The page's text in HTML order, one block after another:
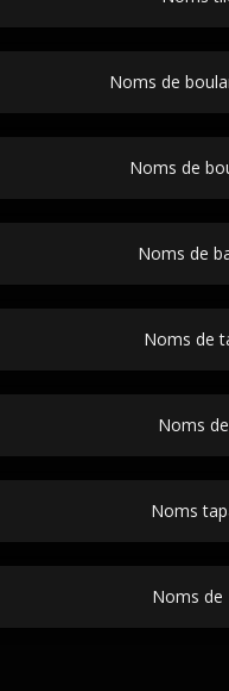
Noms de
Noms de
Noms de
Noms de
Noms
Noms
Noms de